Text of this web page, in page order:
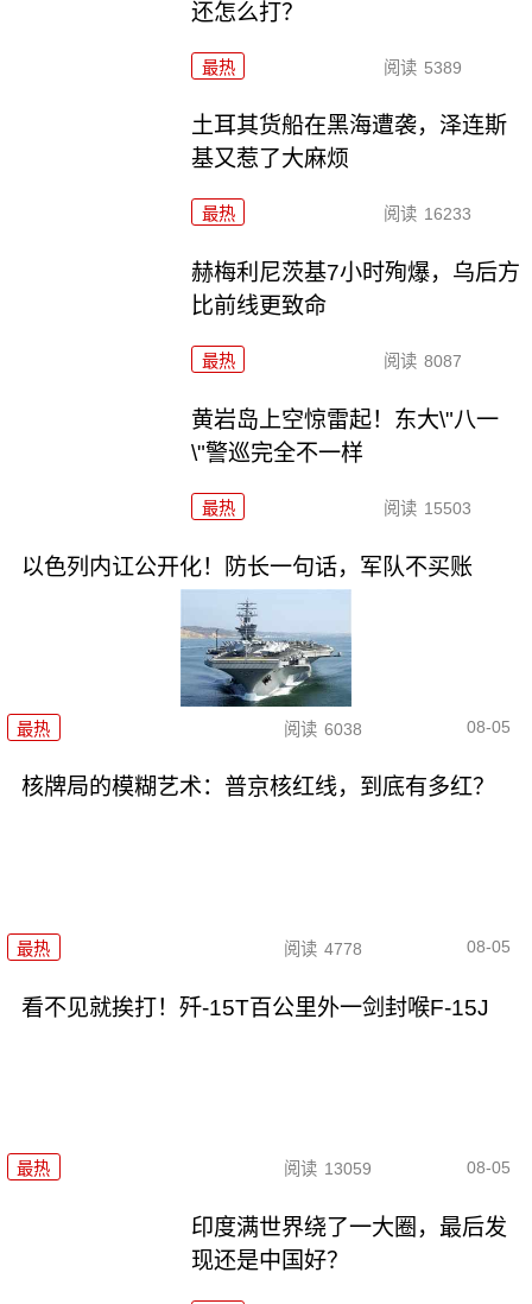
还怎么打？
最热 阅读 5389
土耳其货船在黑海遭袭，泽连斯
基又惹了大麻烦
最热 阅读 16233
赫梅利尼茨基7小时殉爆，乌后方
比前线更致命
最热 阅读 8087
黄岩岛上空惊雷起！东大\"八一
\"警巡完全不一样
最热 阅读 15503
以色列内讧公开化！防长一句话，军队不买账
最热 阅读 6038 08-05
核牌局的模糊艺术：普京核红线，到底有多红？
最热 阅读 4778 08-05
看不见就挨打！歼-15T百公里外一剑封喉F-15J
最热 阅读 13059 08-05
印度满世界绕了一大圈，最后发
现还是中国好？